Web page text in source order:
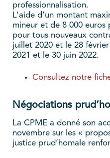
professionnalisation.
L’aide d’un montant
mineur et de 8 000 euros
pour tous nouveaux
juillet 2020 et le 28
2021 et le 30 juin 2022.
Consultez notre
Négociations
La CPME a donné son
novembre sur les «
justice prud’homale